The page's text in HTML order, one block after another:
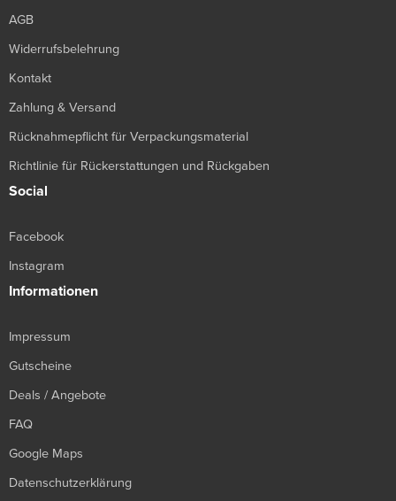
AGB
Widerrufsbelehrung
Kontakt
Zahlung & Versand
Rücknahmepflicht für Verpackungsmaterial
Richtlinie für Rückerstattungen und Rückgaben
Social
Facebook
Instagram
Informationen
Impressum
Gutscheine
Deals / Angebote
FAQ
Google Maps
Datenschutzerklärung